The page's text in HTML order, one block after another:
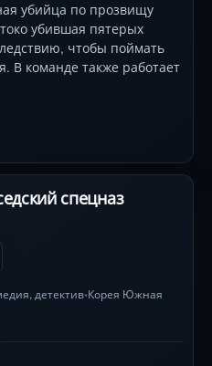
убийца по прозвищу
убившая пятерых
чтобы поймать
В команде также работает
спецназ
, детектив•Корея Южная